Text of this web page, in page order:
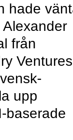
hade
från
Ventures
upp
baserade